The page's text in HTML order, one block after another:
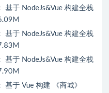
基于 NodeJs&Vue 构建全栈
基于 NodeJs&Vue 构建全栈
基于 NodeJs&Vue 构建全栈
于 Vue 构建 《商城》